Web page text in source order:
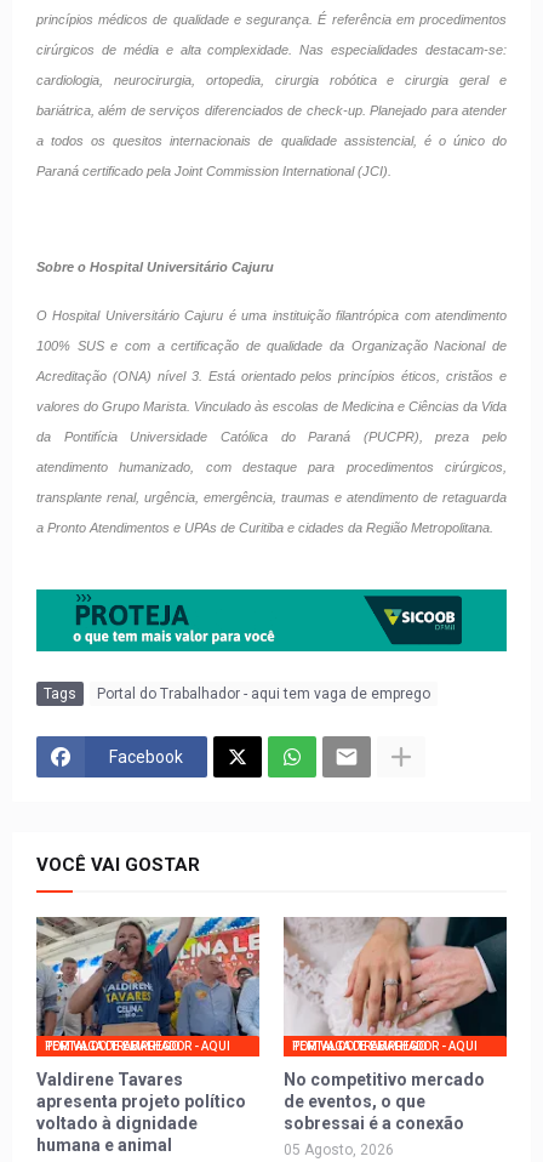
princípios médicos de qualidade e segurança. É referência em procedimentos
cirúrgicos de média e alta complexidade. Nas especialidades destacam-se:
cardiologia, neurocirurgia, ortopedia, cirurgia robótica e cirurgia geral e
bariátrica, além de serviços diferenciados de check-up. Planejado para atender
a todos os quesitos internacionais de qualidade assistencial, é o único do
Paraná certificado pela Joint Commission International (JCI).
Sobre o Hospital Universitário Cajuru
O Hospital Universitário Cajuru é uma instituição filantrópica com atendimento
100% SUS e com a certificação de qualidade da Organização Nacional de
Acreditação (ONA) nível 3. Está orientado pelos princípios éticos, cristãos e
valores do Grupo Marista. Vinculado às escolas de Medicina e Ciências da Vida
da Pontifícia Universidade Católica do Paraná (PUCPR), preza pelo
atendimento humanizado, com destaque para procedimentos cirúrgicos,
transplante renal, urgência, emergência, traumas e atendimento de retaguarda
a Pronto Atendimentos e UPAs de Curitiba e cidades da Região Metropolitana.
Tags Portal do Trabalhador - aqui tem vaga de emprego
Facebook
VOCÊ VAI GOSTAR
PORTAL DO TRABALHADOR - AQUI TEM VAGA DE EMPREGO
Valdirene Tavares
apresenta projeto político
voltado à dignidade
humana e animal
PORTAL DO TRABALHADOR - AQUI TEM VAGA DE EMPREGO
No competitivo mercado
de eventos, o que
sobressai é a conexão
05 Agosto, 2026